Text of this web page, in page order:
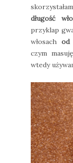
długość
przyklap
włosach od
czym
wtedy